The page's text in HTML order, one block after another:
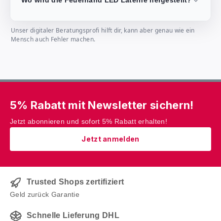
Unser digitaler Beratungsprofi hilft dir, kann aber genau wie ein
Mensch auch Fehler machen.
5% Rabatt mit Newsletter sichern!
Jetzt abonnieren und sofort 5% Rabatt erhalten!
Jetzt anmelden
Trusted Shops zertifiziert
Geld zurück Garantie
Schnelle Lieferung DHL